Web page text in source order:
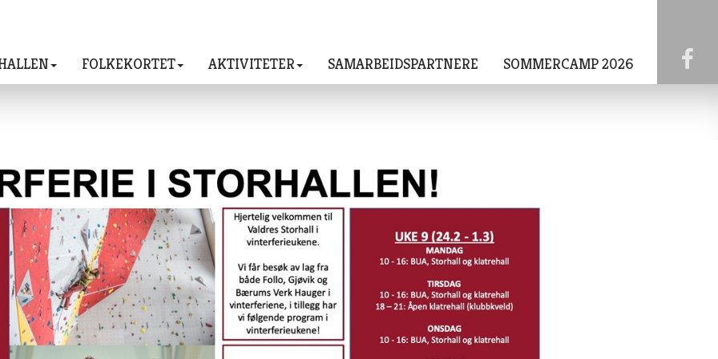
FOLKEKORTET AKTIVITETER SAMARBEIDSPARTNERE SOMMERCAMP 2026